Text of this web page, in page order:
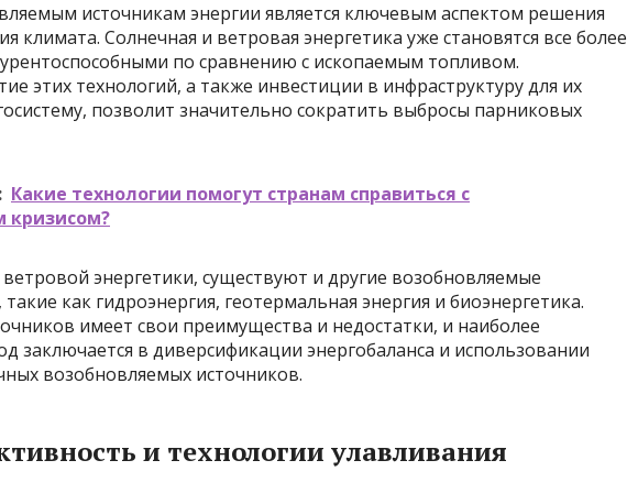
источникам энергии является ключевым аспектом решения
климата. Солнечная и ветровая энергетика уже становятся все более
по сравнению с ископаемым топливом.
этих технологий, а также инвестиции в инфраструктуру для их
позволит значительно сократить выбросы парниковых
Какие технологии помогут странам справиться с
кризисом?
энергетики, существуют и другие возобновляемые
как гидроэнергия, геотермальная энергия и биоэнергетика.
имеет свои преимущества и недостатки, и наиболее
заключается в диверсификации энергобаланса и использовании
возобновляемых источников.
и технологии улавливания